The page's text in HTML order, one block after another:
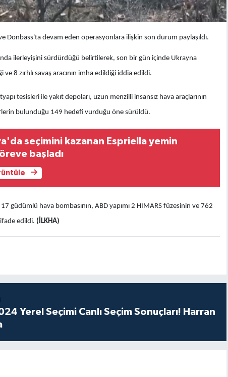
Donbass'ta devam eden operasyonlara ilişkin son durum paylaşıldı.
ilerleyişini sürdürdüğü belirtilerek, son bir gün içinde Ukrayna
8 zırhlı savaş aracının imha edildiği iddia edildi.
tesisleri ile yakıt depoları, uzun menzilli insansız hava araçlarının
bulunduğu 149 hedefi vurduğu öne sürüldü.
seçimini kazanan Espriella yemin
başladı
güdümlü hava bombasının, ABD yapımı 2 HIMARS füzesinin ve 762
ifade edildi. (İLKHA)
Yerel Seçimi Canlı Seçim Sonuçları! Harran